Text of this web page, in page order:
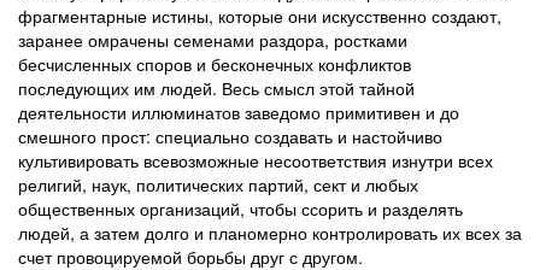
фрагментарные истины, которые они искусственно создают,
заранее омрачены семенами раздора, ростками
бесчисленных споров и бесконечных конфликтов
последующих им людей. Весь смысл этой тайной
деятельности иллюминатов заведомо примитивен и до
смешного прост: специально создавать и настойчиво
культивировать всевозможные несоответствия изнутри всех
религий, наук, политических партий, сект и любых
общественных организаций, чтобы ссорить и разделять
людей, а затем долго и планомерно контролировать их всех за
счет провоцируемой борьбы друг с другом.